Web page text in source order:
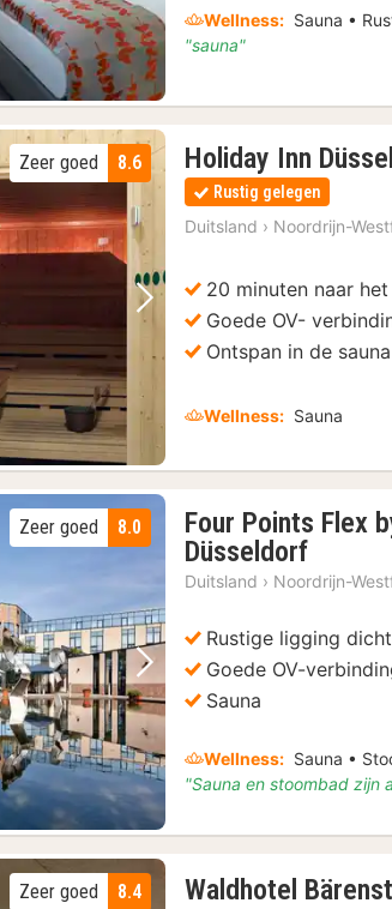
Wellness: Sauna •
"sauna"
Volgende foto
8.6
Zeer goed Holiday Inn
Rustig gelegen
Duitsland › Noordrijn-
20 minuten naar
Goede OV-
Ontspan in de sauna
Wellness: Sauna
Volgende foto
8.0
Zeer goed
Four Points Flex
Düsseldorf3
€
53
Duitsland › Noordrijn-
Rustige ligging
Goede OV-
Sauna
Wellness: Sauna •
"Sauna en stoombad zijn
8.4
Zeer goed Waldhotel